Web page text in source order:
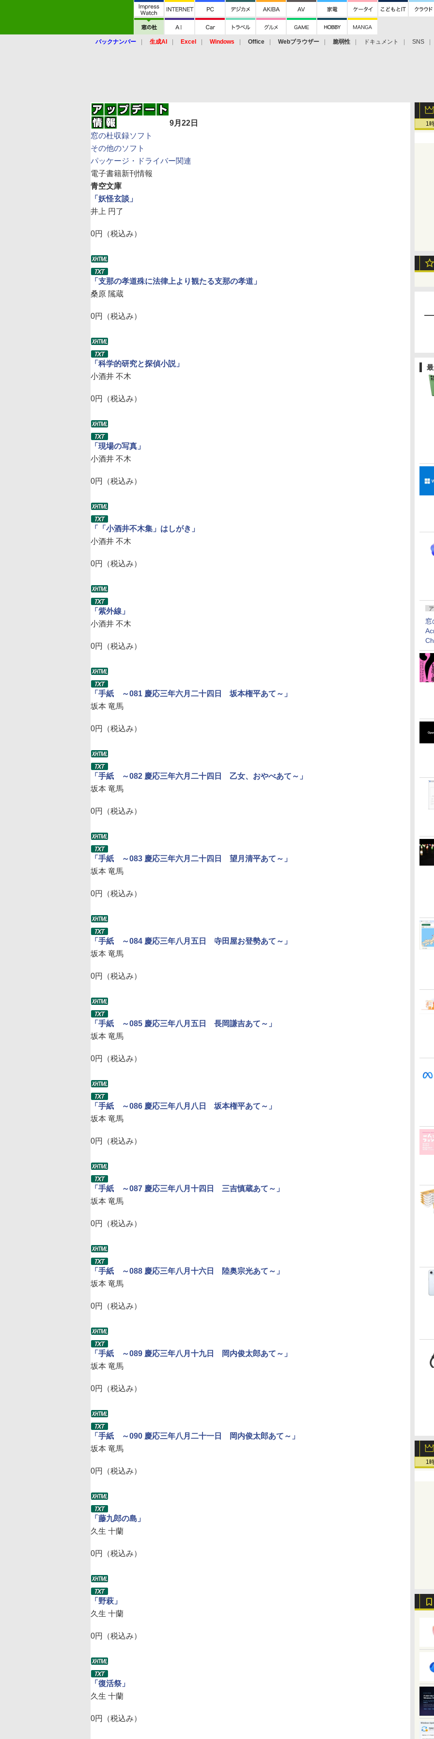
バックナンバー 生成AI Excel Windows Office Webブラウザー 脆弱性 ドキュメント SNS
1
1
9月22日
窓の杜収録ソフト
その他のソフト
パッケージ・ドライバー関連
電子書籍新刊情報
青空文庫
「妖怪玄談」
井上 円了
0円（税込み）
「支那の孝道殊に法律上より観たる支那の孝道」
桑原 隲蔵
0円（税込み）
「科学的研究と探偵小説」
小酒井 不木
0円（税込み）
「現場の写真」
小酒井 不木
0円（税込み）
「「小酒井不木集」はしがき」
小酒井 不木
0円（税込み）
「紫外線」
小酒井 不木
0円（税込み）
「手紙 ～081 慶応三年六月二十四日 坂本権平あて～」
坂本 竜馬
0円（税込み）
「手紙 ～082 慶応三年六月二十四日 乙女、おやべあて～」
坂本 竜馬
0円（税込み）
「手紙 ～083 慶応三年六月二十四日 望月清平あて～」
坂本 竜馬
0円（税込み）
「手紙 ～084 慶応三年八月五日 寺田屋お登勢あて～」
坂本 竜馬
0円（税込み）
「手紙 ～085 慶応三年八月五日 長岡謙吉あて～」
坂本 竜馬
0円（税込み）
「手紙 ～086 慶応三年八月八日 坂本権平あて～」
坂本 竜馬
0円（税込み）
「手紙 ～087 慶応三年八月十四日 三吉慎蔵あて～」
坂本 竜馬
0円（税込み）
「手紙 ～088 慶応三年八月十六日 陸奥宗光あて～」
坂本 竜馬
0円（税込み）
「手紙 ～089 慶応三年八月十九日 岡内俊太郎あて～」
坂本 竜馬
0円（税込み）
「手紙 ～090 慶応三年八月二十一日 岡内俊太郎あて～」
坂本 竜馬
0円（税込み）
「藤九郎の島」
久生 十蘭
0円（税込み）
「野萩」
久生 十蘭
0円（税込み）
「復活祭」
久生 十蘭
0円（税込み）